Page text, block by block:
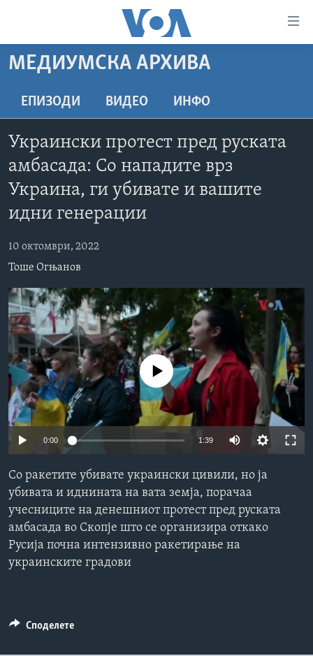
пристапност
содржина
Премини
до
страната
навигација
ДОМА
РУБРИКИ
МАКЕДОНИЈА
ЕКОНОМИЈА
ЗДРАВЈЕ
УМЕТНОСТ И ЗАБАВА
ИНТЕРВЈУА
ДОКУМЕНТАРЦИ
АРХИВИРАНА ПРОГРАМА
NEWSFLASH - АРХИВА
ВЕСТИ ОД САД ВО МИНУТА - АРХИВА
ИЗБОРИ ВО САД 2020 - АРХИВА
ЗА НАС
Јазици
МЕДИУМСКА АРХИВА
ЕПИЗОДИ ВИДЕО ИНФО
Украински протест пред руската
амбасада: Со нападите врз
Украина, ги убивате и вашите
идни генерации
10 октомври, 2022
Тоше Огњанов
No media source currently available
0:00 1:39
Со ракетите убивате украински цивили, но ја
убивата и иднината на вата земја, порачаа
учесниците на денешниот протест пред руската
амбасада во Скопје што се организира откако
Русија почна интензивно ракетирање на
украинските градови
Споделете